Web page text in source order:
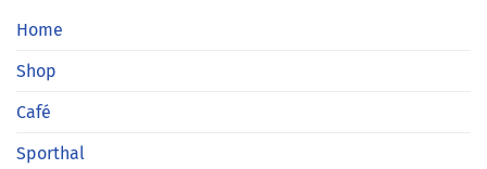
Home
Shop
Café
Sporthal